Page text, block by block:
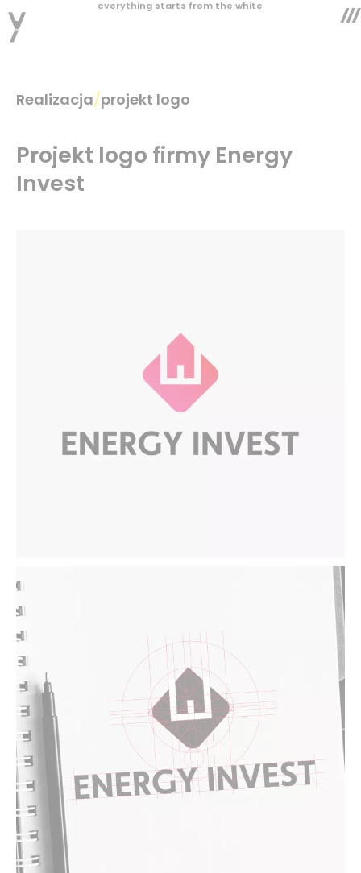
everything starts from the white
Realizacja/projekt logo
Projekt logo firmy Energy
Invest